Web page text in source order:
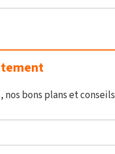
nos bons plans et